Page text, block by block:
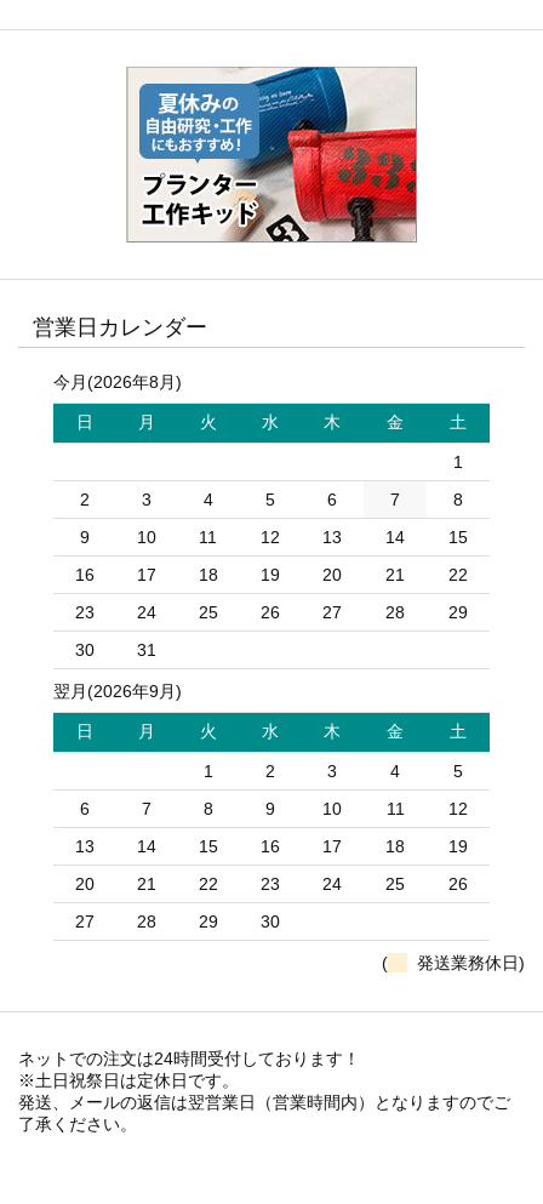
営業日カレンダー
今月(2026年8月)
日 月 火 水 木 金 土
1
2
3 4 5 6 7
8
9
10 11 12 13 14
15
16
17 18 19 20 21
22
23
24 25 26 27 28
29
30
31
翌月(2026年9月)
日 月 火 水 木 金 土
1 2 3 4
5
6
7 8 9 10 11
12
13
14 15 16 17 18
19
20
21 22 23 24 25
26
27
28 29 30
( 発送業務休日)
ネットでの注文は24時間受付しております！
※土日祝祭日は定休日です。
発送、メールの返信は翌営業日（営業時間内）となりますのでご
了承ください。